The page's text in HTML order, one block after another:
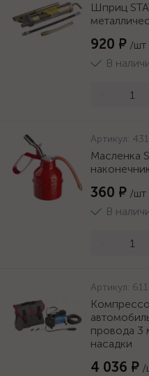
Шприц
920 ₽ /шт
В
Артикул:
Масленка
360 ₽ /шт
В
Артикул:
провода 3
насадки
4 036 ₽ /